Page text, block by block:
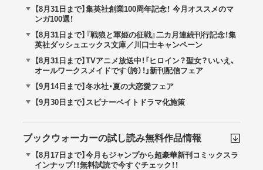
【8月31日まで】集英社創業100周年記念！ 今月オススメのマ
ンガ100選！
【8月31日まで】『戦狼と軍姫の征戦』二カ月連続刊行記念！集
英社ダッシュエックス文庫／川口士キャンペーン
【8月31日まで】TVアニメ放送中！「ヒロイン？聖女？いいえ、
オールワークスメイドです（誇）！」新刊配信フェア
【9月14日まで】冬水社・夏の大恋愛フェア
【9月30日まで】スピナーベイトドラマ化施策
ブックウォーカーの試し読み無料作品情報
【8月17日まで】今月もジャンプから超豪華新刊コミックスラ
インナップ！！無料試読で今すぐチェック！！